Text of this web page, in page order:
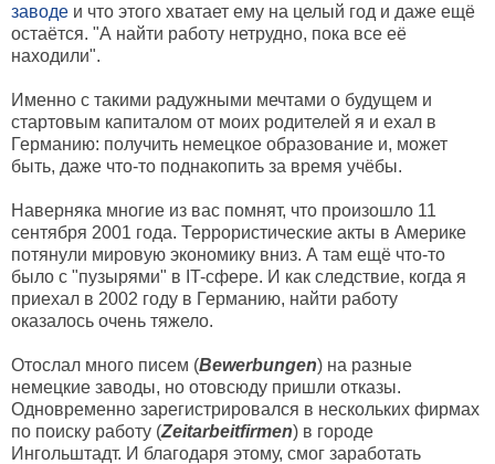
заводе и что этого хватает ему на целый год и даже ещё
остаётся. "А найти работу нетрудно, пока все её
находили".
Именно с такими радужными мечтами о будущем и
стартовым капиталом от моих родителей я и ехал в
Германию: получить немецкое образование и, может
быть, даже что-то поднакопить за время учёбы.
Наверняка многие из вас помнят, что произошло 11
сентября 2001 года. Террористические акты в Америке
потянули мировую экономику вниз. А там ещё что-то
было с "пузырями" в IT-сфере. И как следствие, когда я
приехал в 2002 году в Германию, найти работу
оказалось очень тяжело.
Отослал много писем (Bewerbungen) на разные
немецкие заводы, но отовсюду пришли отказы.
Одновременно зарегистрировался в нескольких фирмах
по поиску работу (Zeitarbeitfirmen) в городе
Ингольштадт. И благодаря этому, смог заработать